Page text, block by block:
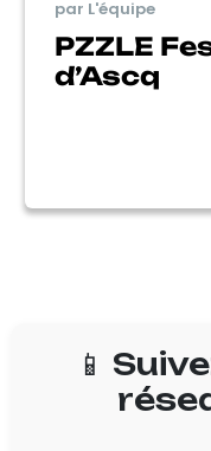
par L'équipe
PZZLE
d’Ascq
📱